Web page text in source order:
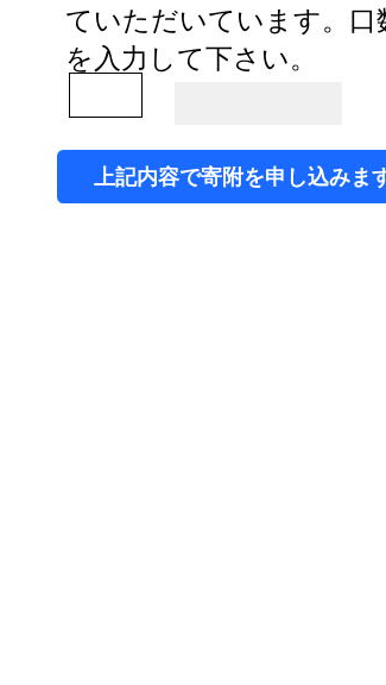
上記内容で寄附を申し込み
ていただいています。口
を入力して下さい。